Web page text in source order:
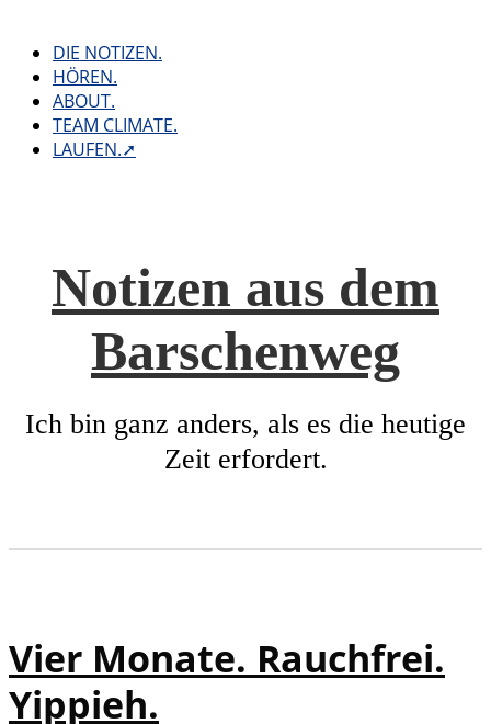
contentDIE NOTIZEN.
HÖREN.
ABOUT.
TEAM CLIMATE.
LAUFEN.➚
Notizen aus dem
Barschenweg
Ich bin ganz anders, als es die heutige
Zeit erfordert.
Vier Monate. Rauchfrei.
Yippieh.